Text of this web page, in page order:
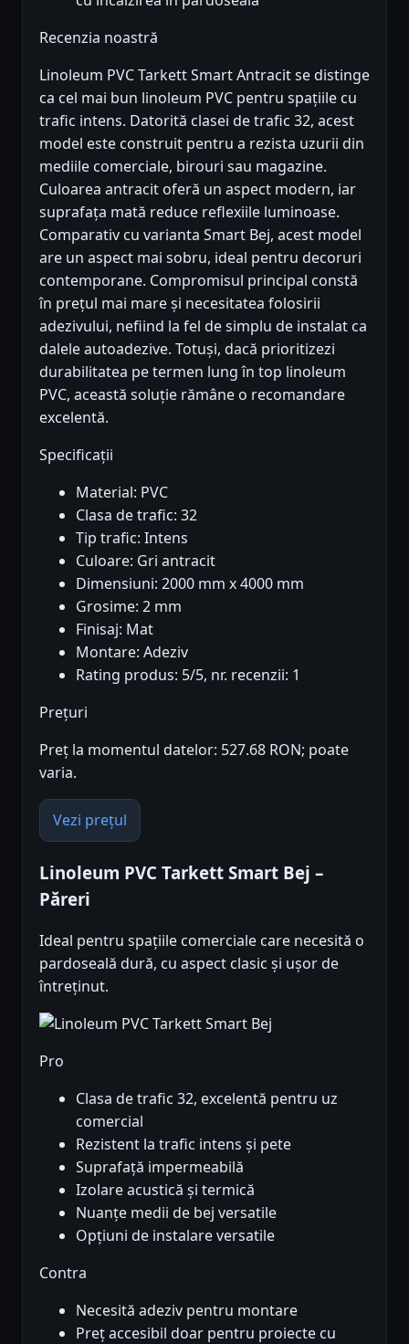
Recenzia noastră
Linoleum PVC Tarkett Smart Antracit se distinge
ca cel mai bun linoleum PVC pentru spațiile cu
trafic intens. Datorită clasei de trafic 32, acest
model este construit pentru a rezista uzurii din
mediile comerciale, birouri sau magazine.
Culoarea antracit oferă un aspect modern, iar
suprafața mată reduce reflexiile luminoase.
Comparativ cu varianta Smart Bej, acest model
are un aspect mai sobru, ideal pentru decoruri
contemporane. Compromisul principal constă
în prețul mai mare și necesitatea folosirii
adezivului, nefiind la fel de simplu de instalat ca
dalele autoadezive. Totuși, dacă prioritizezi
durabilitatea pe termen lung în top linoleum
PVC, această soluție rămâne o recomandare
excelentă.
Specificații
Material: PVC
Clasa de trafic: 32
Tip trafic: Intens
Culoare: Gri antracit
Dimensiuni: 2000 mm x 4000 mm
Grosime: 2 mm
Finisaj: Mat
Montare: Adeziv
Rating produs: 5/5, nr. recenzii: 1
Prețuri
Preț la momentul datelor: 527.68 RON; poate
varia.
Vezi prețul
Linoleum PVC Tarkett Smart Bej –
Păreri
Ideal pentru spațiile comerciale care necesită o
pardoseală dură, cu aspect clasic și ușor de
întreținut.
Pro
Clasa de trafic 32, excelentă pentru uz
comercial
Rezistent la trafic intens și pete
Suprafață impermeabilă
Izolare acustică și termică
Nuanțe medii de bej versatile
Opțiuni de instalare versatile
Contra
Necesită adeziv pentru montare
Preț accesibil doar pentru proiecte cu